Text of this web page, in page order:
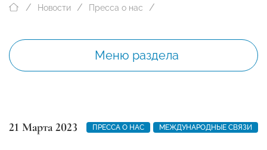
Новости Пресса о нас
Меню раздела
21 Марта 2023 ПРЕССА О НАС МЕЖДУНАРОДНЫЕ СВЯЗИ